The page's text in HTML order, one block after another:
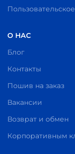
О НАС
Блог
Контакты
Пошив на заказ
Вакансии
Возврат и обмен
Корпоративным